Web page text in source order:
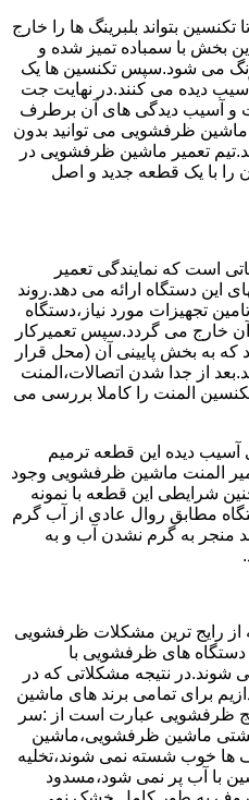
بتواند بلبرینگ ها را خارج
بخش با سمباده تمیز شده و
می شود.سپس تکنسین ها یک
آسیب دیده می کنند.در نهایت جت
و آسیب دیدگی های آن برطرف
ظرفشویی می توانید بدون
تعمیر ماشین ظرفشویی در
با یک قطعه جدید و اصل
است که نمایندگی تعمیر
این دستگاه ارائه می دهد.روند
تجهیزات مورد نیاز،دستگاه
خارج می گردد.سپس تعمیرکار
که به بخش پایینی آن (محل قرار
از جدا شدن اتصالات،المنت
المنت را کاملا بررسی می
دیده این قطعه ترمیم
المنت ماشین ظرفشویی وجود
شرایطی این قطعه با نمونه
مطابق روال عادی از آب گرم
منجر به گرم نشدن آب و به
از رایج ترین مشکلات ظرفشویی
دستگاه های ظرفشویی با
شوند.در نتیجه مشکلاتی که در
برای تمامی برند های ماشین
ظرفشویی عبارت است از :سر
ماشین ظرفشویی،ماشین
خوب شسته نمی شوند،تخلیه
با آب پر نمی شود،مسدود